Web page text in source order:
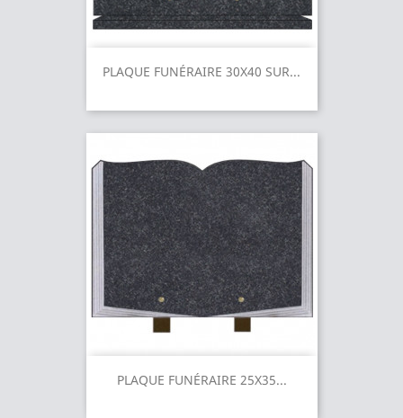
PLAQUE FUNÉRAIRE 30X40 SUR...
PLAQUE FUNÉRAIRE 25X35...